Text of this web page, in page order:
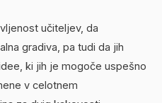
učiteljev, da
gradiva, pa tudi da jih
ki jih je mogoče uspešno
v celotnem